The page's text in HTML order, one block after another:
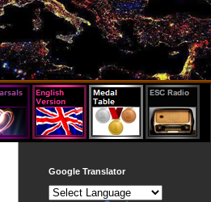
Google Translator